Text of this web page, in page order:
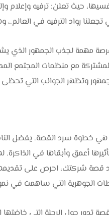
حيث تعلن: ترفيه وإعلام
تجعلنا رواد الترفيه في
مهمة لجذب الجمهور الذي
مع منظمات المجتمع
وتظهر الجوانب التي
هي خطوة سرد القصة. يفضل
أعمق وأبقاها في
قصة شركتك، احرص على
الجوهرية التي ساهمت في